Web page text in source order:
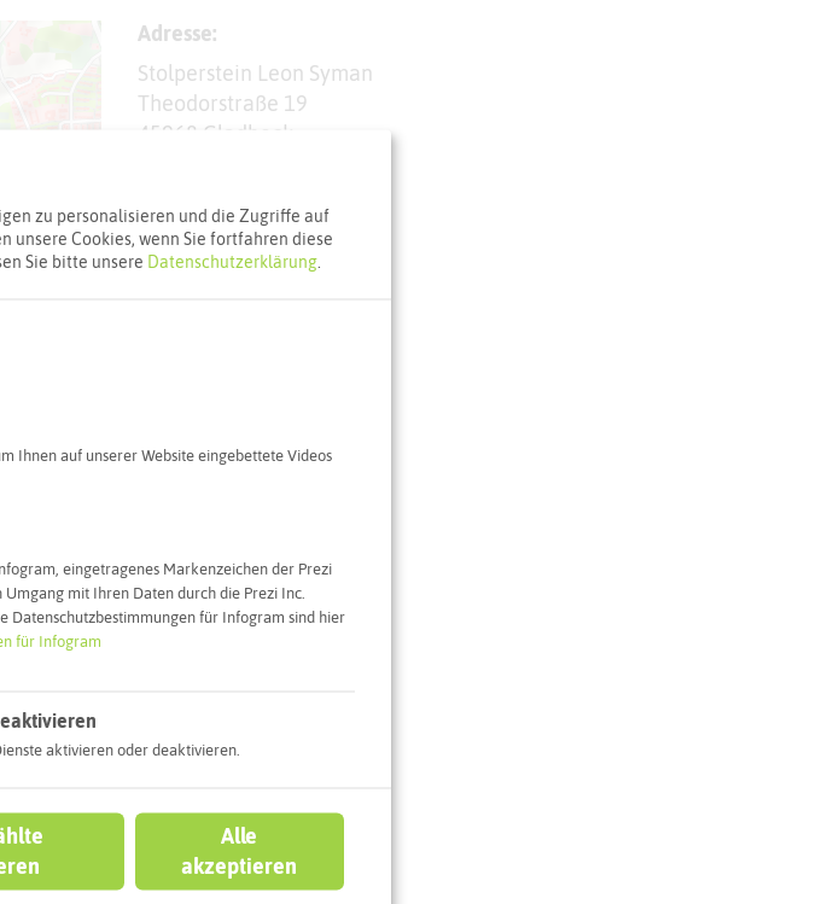
|weitere Lizenzen
Adresse:
Stolperstein Leon Syman
Theodorstraße 19
45968 Gladbeck
finden
zu personalisieren und die Zugriffe auf
unsere Cookies, wenn Sie fortfahren diese
Sie bitte unsere Datenschutzerklärung.
Ihnen auf unserer Website eingebettete Videos
eingetragenes Markenzeichen der Prezi
Umgang mit Ihren Daten durch die Prezi Inc.
Datenschutzbestimmungen für Infogram sind hier
für Infogram
aktivieren oder deaktivieren.
Alle
akzeptieren